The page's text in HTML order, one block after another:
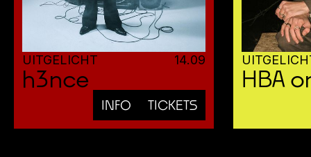
UITGELICHT 14.09
h3nce
INFO TICKETS
HBA